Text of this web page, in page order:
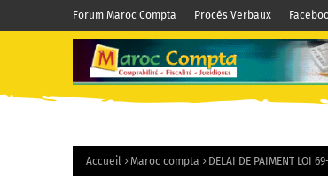
Forum Maroc Compta Procés Verbaux
Accueil Maroc compta DELAI DE PAIMENT LOI